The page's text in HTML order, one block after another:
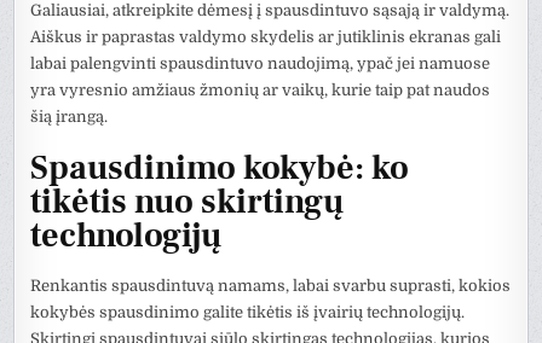
Galiausiai, atkreipkite dėmesį į spausdintuvo sąsają ir valdymą.
Aiškus ir paprastas valdymo skydelis ar jutiklinis ekranas gali
labai palengvinti spausdintuvo naudojimą, ypač jei namuose
yra vyresnio amžiaus žmonių ar vaikų, kurie taip pat naudos
šią įrangą.
Spausdinimo kokybė: ko
tikėtis nuo skirtingų
technologijų
Renkantis spausdintuvą namams, labai svarbu suprasti, kokios
kokybės spausdinimo galite tikėtis iš įvairių technologijų.
Skirtingi spausdintuvai siūlo skirtingas technologijas, kurios